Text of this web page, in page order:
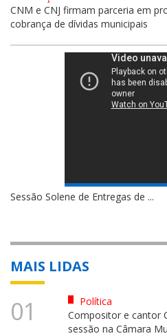
CNM e CNJ firmam parceria em
cobrança de dívidas municipais
Sessão Solene de Entregas de ...
MAIS LIDAS
01
Política
Compositor e cantor
sessão na Câmara